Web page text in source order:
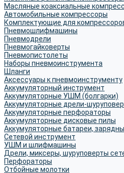
Масляные коаксиальные
Автомобильные компрессоры
Комплектующие для
Пневмошлифмашины
Пневмодрели
Пневмогайковерты
Пневмопистолеты
Наборы пневмоинструмента
Шланги
Аксессуары к пневмоинструменту
Аккумуляторный инструмент
Аккумуляторные УШМ (болгарки)
Аккумуляторные дрели-
Аккумуляторные перфораторы
Аккумуляторные дисковые пилы
Аккумуляторные батареи,
Сетевой инструмент
УШМ и шлифмашины
Дрели, миксеры, шуруповерты
Перфораторы
Отбойные молотки